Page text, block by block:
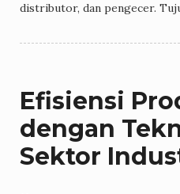
distributor, dan pengecer.
Efisiensi
dengan
Sektor